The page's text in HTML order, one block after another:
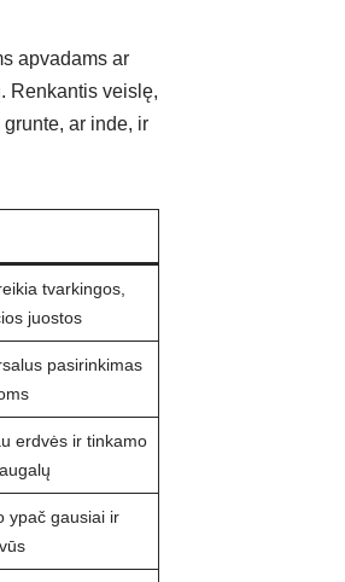
apvadams ar
Renkantis veislę,
ar inde, ir
tvarkingos,
juostos
pasirinkimas
erdvės ir tinkamo
ypač gausiai ir